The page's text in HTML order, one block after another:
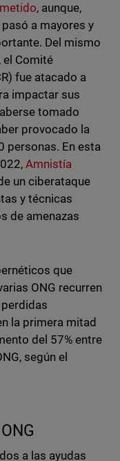
, aunque,
a mayores y
Del mismo
el Comité
fue atacado a
impactar sus
tomado
provocado la
personas. En esta
Amnistía
un ciberataque
y técnicas
de amenazas
que
ONG recurren
la primera mitad
del 57% entre
según el
a las ayudas